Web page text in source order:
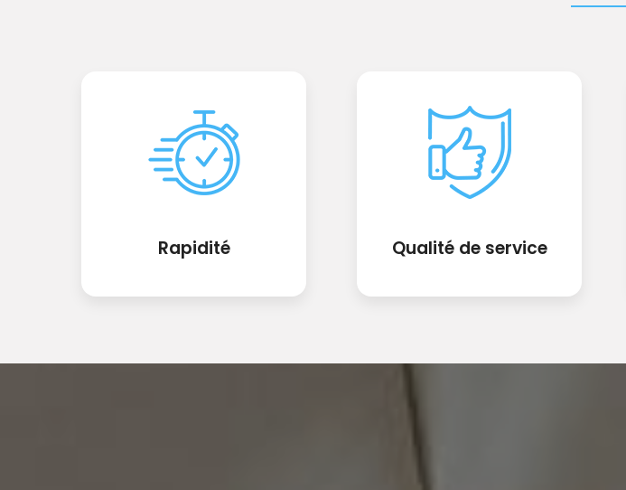
Rapidité Qualité de service